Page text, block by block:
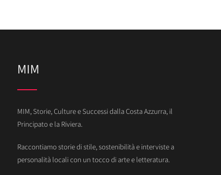
MIM
MIM, Storie, Culture e Successi dalla Costa Azzurra, il
Principato e la Riviera.
Raccontiamo storie di stile, sostenibilità e interviste a
personalità locali con un tocco di arte e letteratura.